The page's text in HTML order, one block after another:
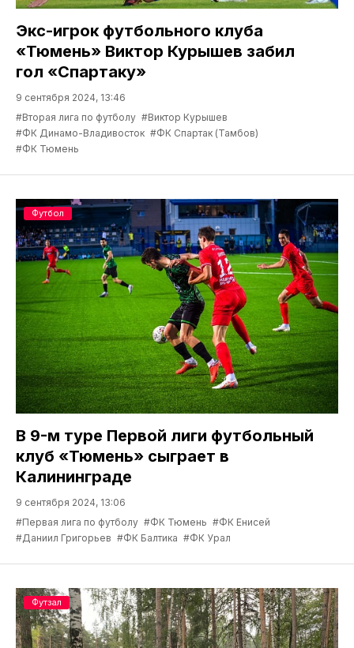
Экс-игрок футбольного клуба
«Тюмень» Виктор Курышев забил
гол «Спартаку»
9 сентября 2024, 13:46
#Вторая лига по футболу #Виктор Курышев
#ФК Динамо-Владивосток #ФК Спартак (Тамбов)
#ФК Тюмень
В 9-м туре Первой лиги футбольный
клуб «Тюмень» сыграет в
Калининграде
9 сентября 2024, 13:06
#Первая лига по футболу #ФК Тюмень #ФК Енисей
#Даниил Григорьев #ФК Балтика #ФК Урал
Футбол
Футзал